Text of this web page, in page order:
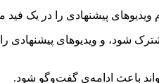
شود، و ویدیوهای پیشنهادی